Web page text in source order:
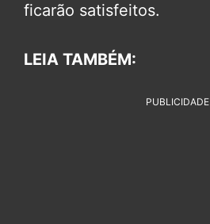
ficarão satisfeitos.
LEIA TAMBÉM:
PUBLICIDADE